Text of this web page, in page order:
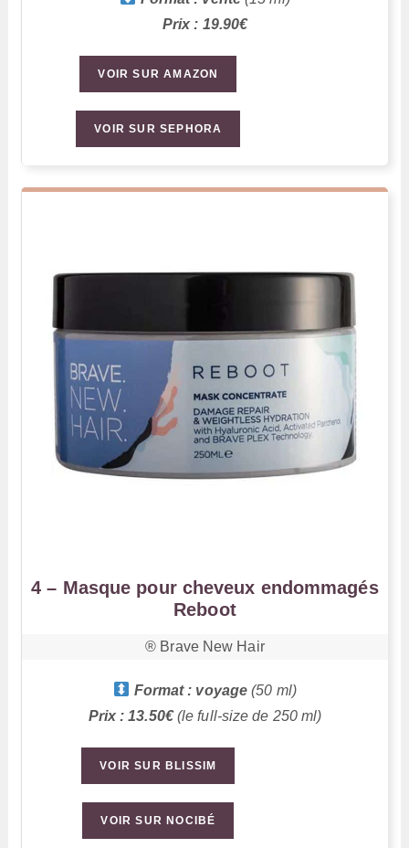
Prix : 19.90€
VOIR SUR AMAZON
VOIR SUR SEPHORA
4 – Masque pour cheveux endommagés
Reboot
®️ Brave New Hair
Format : voyage (50 ml)
Prix : 13.50€(le full-size de 250 ml)
VOIR SUR BLISSIM
VOIR SUR NOCIBÉ